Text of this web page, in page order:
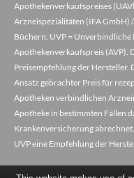
Apothekenverkaufspreises
Arzneispezialitäten (IFA
Büchern. UVP = Unverbindliche
Apothekenverkaufspreis (AVP).
Preisempfehlung der Hersteller.
Ansatz gebrachter Preis für
Apotheken verbindlichen
Apotheke in bestimmten Fällen
Krankenversicherung
UVP eine Empfehlung der